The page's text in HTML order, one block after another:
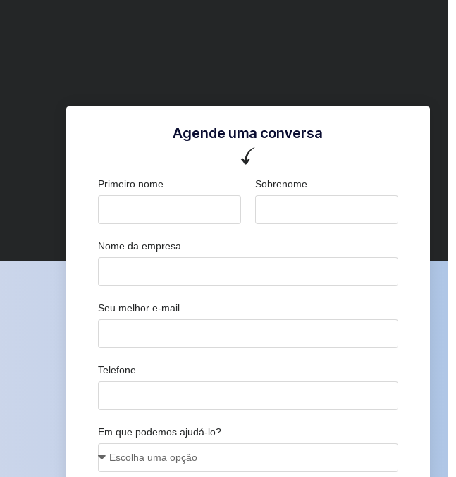
Agende uma conversa
Primeiro nome Sobrenome
Nome da empresa
Seu melhor e-mail
Telefone
Em que podemos ajudá-lo?